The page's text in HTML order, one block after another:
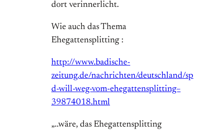
dort verinnerlicht.
Wie auch das Thema
Ehegattensplitting :
http://www.badische-
zeitung.de/nachrichten/deutschland/sp
d-will-weg-vom-ehegattensplitting–
39874018.html
„..wäre, das Ehegattensplitting